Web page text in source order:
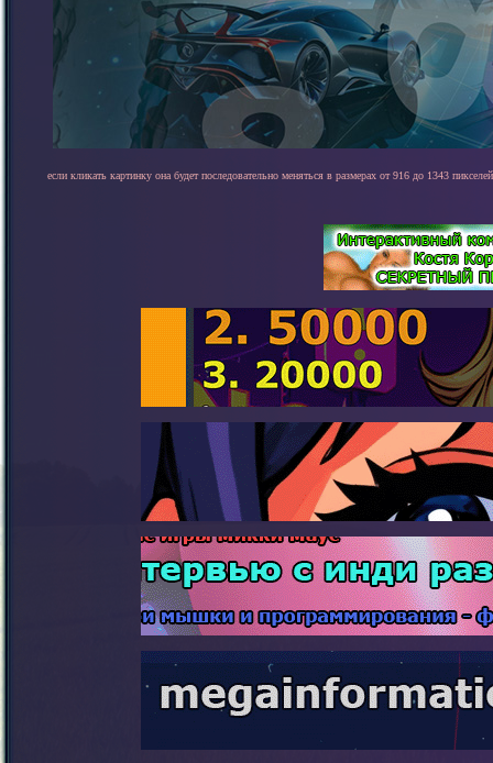
если кликать картинку она будет последовательно меняться в размерах от 916 до 1343